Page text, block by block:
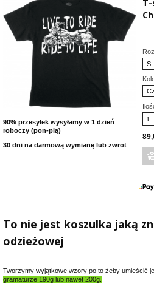
OPINIE KLIENTÓW
90% przesyłek wysyłamy w 1 dzień
roboczy (pon-pią)
30 dni na darmową wymianę lub zwrot
To nie jest koszulka jaką
odzieżowej
Tworzymy wyjątkowe wzory po to żeby umieścić
gramaturze 190g lub nawet 200g.